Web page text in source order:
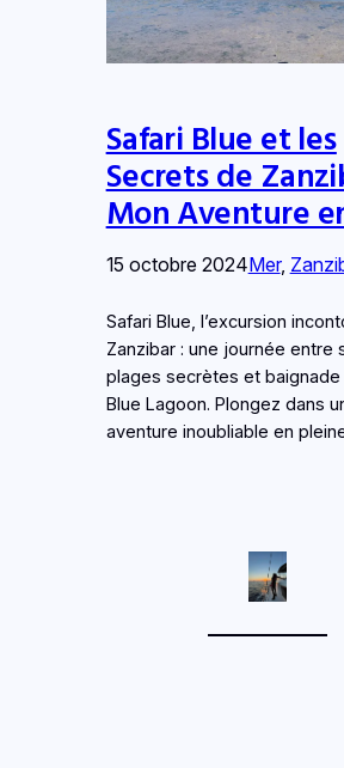
Safari Blue et les
Secrets de
Mon Aventure
15 octobre 2024Mer,
Safari Blue, l’excursion
Zanzibar : une journée entre
plages secrètes et baignade
Blue Lagoon. Plongez dans
aventure inoubliable en